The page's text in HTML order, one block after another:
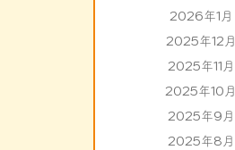
2026年1月
2025年12月
2025年11月
2025年10月
2025年9月
2025年8月